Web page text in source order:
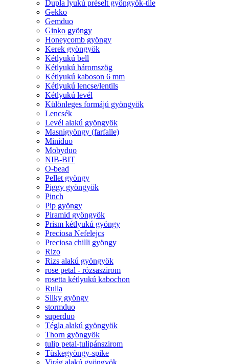
Dupla lyukú préselt gyöngyök-tile
Gekko
Gemduo
Ginko gyöngy
Honeycomb gyöngy
Kerek gyöngyök
Kétlyukú bell
Kétlyukú háromszög
Kétlyukú kaboson 6 mm
Kétlyukú lencse/lentils
Kétlyukú levél
Különleges formájú gyöngyök
Lencsék
Levél alakú gyöngyök
Masnigyöngy (farfalle)
Miniduo
Mobyduo
NIB-BIT
O-bead
Pellet gyöngy
Piggy gyöngyök
Pinch
Pip gyöngy
Piramid gyöngyök
Prism kétlyukú gyöngy
Preciosa Nefelejcs
Preciosa chilli gyöngy
Rizo
Rizs alakú gyöngyök
rose petal - rózsaszirom
rosetta kétlyukú kabochon
Rulla
Silky gyöngy
stormduo
superduo
Tégla alakú gyöngyök
Thorn gyöngyök
tulip petal-tulipánszirom
Tüskegyöngy-spike